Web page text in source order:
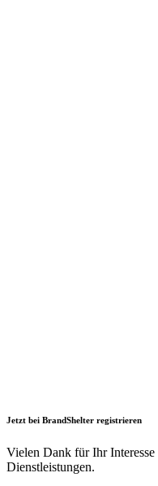
Jetzt bei BrandShelter registrieren
Vielen Dank für Ihr Interesse
Dienstleistungen.